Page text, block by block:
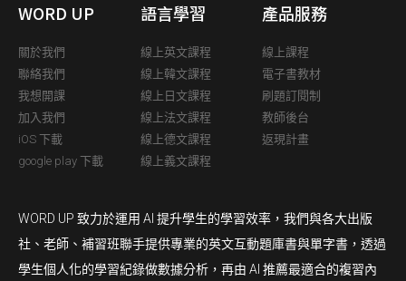
WORD UP
關於我們
聯絡我們
我想開課
加入我們
iOS 下載
google play 下載
語言學習
線上英文課程
線上韓文課程
線上日文課程
線上法文課程
線上德文課程
線上義文課程
產品服務
線上課程
電子書教材
刷題訂閱制
教師後台
返現計畫
WORD UP 致力於運用 AI 提升學生的學習效率，我們與各大出版
社、老師、補習班聯手提供專業的英文互動題庫書與單字書，透過
學生個人化的學習紀錄做數據分析，再由 AI 推薦最適合的複習內